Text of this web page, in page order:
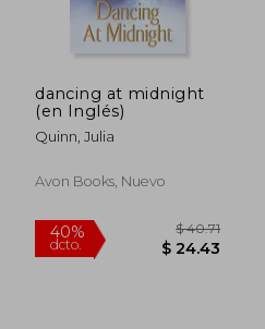
45%
dcto.
dancing at midnight
(en Inglés)
Quinn, Julia
Avon Books, Nuevo